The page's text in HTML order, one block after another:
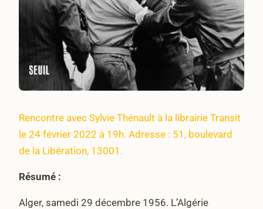
Rencontre avec Sylvie Thénault à la librairie Transit
le 24 février 2022 à 19h. Adresse : 51, boulevard
de la Libération, 13001.
Résumé :
Alger, samedi 29 décembre 1956. L’Algérie